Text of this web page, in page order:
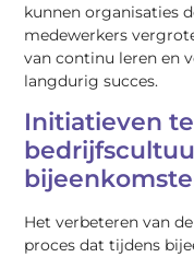
kunnen organisaties
medewerkers
van continu leren en
langdurig succes.
Initiatieven
Het verbeteren van
proces dat tijdens